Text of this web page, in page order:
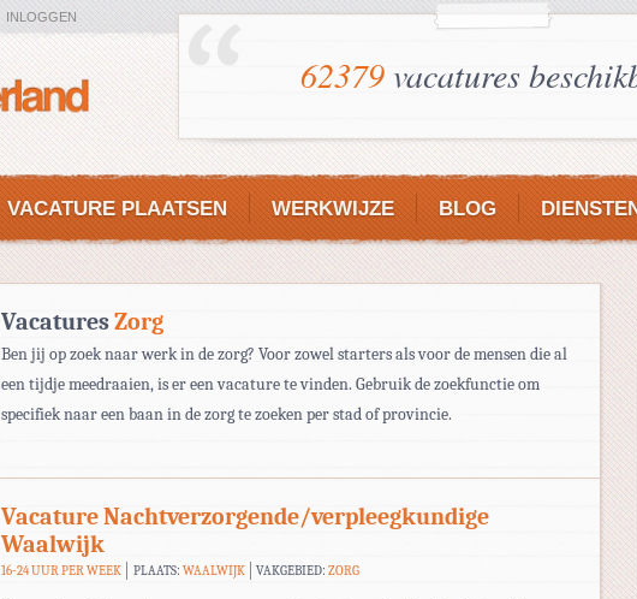
INLOGGEN
62379vacatures
VACATURE PLAATSEN WERKWIJZE BLOG
VacaturesZorg
Ben jij op zoek naar werk in de zorg? Voor zowel starters als voor de mensen die al
een tijdje meedraaien, is er een vacature te vinden. Gebruik de zoekfunctie om
specifiek naar een baan in de zorg te zoeken per stad of provincie.
Vacature Nachtverzorgende/verpleegkundige
Waalwijk
16-24 UUR PER WEEK PLAATS: WAALWIJK VAKGEBIED:ZORG